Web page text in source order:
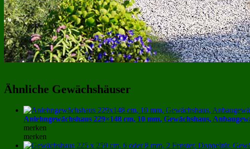
Ähnliche Gewächshäuser
Anlehngewächshaus 229×148 cm, 10 mm, Gewächshaus,
merken
merken